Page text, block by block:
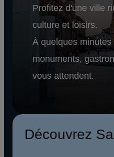
Profitez d'une ville
culture et loisirs.
À quelques minutes
monuments,
vous attendent.
Découvrez